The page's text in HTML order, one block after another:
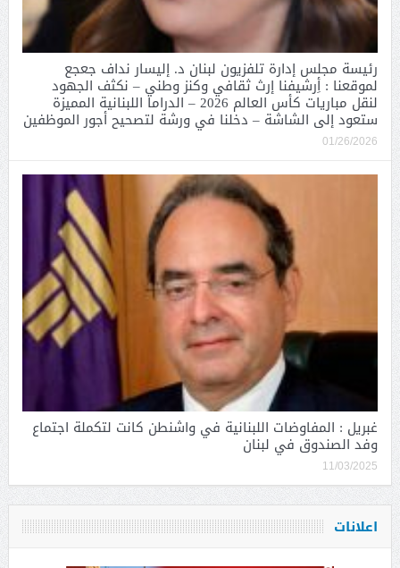
رئيسة مجلس إدارة تلفزيون لبنان د. إليسار نداف جعجع
لموقعنا : أِرشيفنا إرث ثقافي وكنز وطني – نكثف الجهود
لنقل مباريات كأس العالم 2026 – الدراما اللبنانية المميزة
ستعود إلى الشاشة – دخلنا في ورشة لتصحيح أجور الموظفين
01/26/2026
غبريل : المفاوضات اللبنانية في واشنطن كانت لتكملة اجتماع
وفد الصندوق في لبنان
11/03/2025
اعلانات